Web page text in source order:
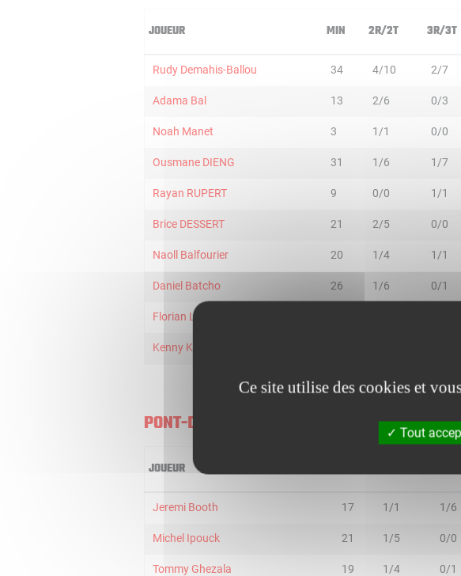
JOUEUR MIN 2R/2T 3R/3T
Rudy Demahis-Ballou 34 4/10 2/7
Adama Bal 13 2/6 0/3
Noah Manet 3 1/1 0/0
Ousmane DIENG 31 1/6 1/7
Rayan RUPERT 9 0/0 1/1
Brice DESSERT 21 2/5 0/0
Naoll Balfourier 20 1/4 1/1
Daniel Batcho 26 1/6 0/1
Florian Louart
Kenny Kasiama
PONT-DE-CHERUY
JOUEUR
Jeremi Booth 17 1/1 1/6
Michel Ipouck 21 1/5 0/0
Tommy Ghezala 19 1/4 0/1
Ce site utilise des cookies et
Tout